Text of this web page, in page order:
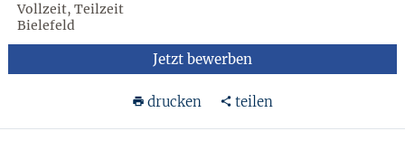
Vollzeit, Teilzeit
Bielefeld
Jetzt bewerben
drucken teilen